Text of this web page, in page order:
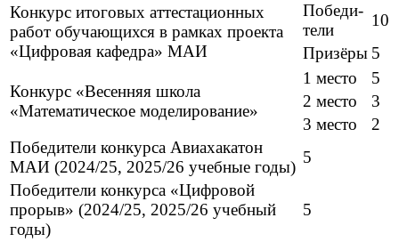
Конкурс итоговых аттестационных
работ обучающихся в рамках проекта
«Цифровая кафедра» МАИ
Победи-
тели
10
Призёры 5
Конкурс «Весенняя школа
«Математическое моделирование»
1 место
5
2 место
3
3 место
2
Победители конкурса Авиахакатон
МАИ (2024/25, 2025/26 учебные годы)
5
Победители конкурса «Цифровой
прорыв» (2024/25, 2025/26 учебный
годы)
5